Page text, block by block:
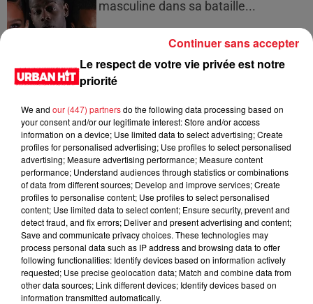
masculine dans sa bataille...
Des vitres tombent de la tour
entre...
Incendies en Gironde : encore
plusieurs semaines avant
l'extinction...
Bouches-du-Rhône : les ossements
de deux militaires disparus...
Le respect de votre vie privée est notre
priorité
We and our (447) partnersdo the following data processing based on
your consent and/or our legitimate interest: Store and/or access
information on a device; Use limited data to select advertising; Create
profiles for personalised advertising; Use profiles to select personalised
advertising; Measure advertising performance; Measure content
performance; Understand audiences through statistics or combinations
of data from different sources; Develop and improve services; Create
profiles to personalise content; Use profiles to select personalised
content; Use limited data to select content; Ensure security, prevent and
detect fraud, and fix errors; Deliver and present advertising and content;
Save and communicate privacy choices. These technologies may
process personal data such as IP address and browsing data to offer
following functionalities: Identify devices based on information actively
requested; Use precise geolocation data; Match and combine data from
other data sources; Link different devices; Identify devices based on
information transmitted automatically.
Continuer sans accepter